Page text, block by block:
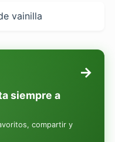
vainilla
siempre a
compartir y
→